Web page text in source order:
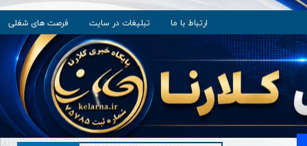
ارتباط با ما تبلیغات در سایت فرصت های شغلی